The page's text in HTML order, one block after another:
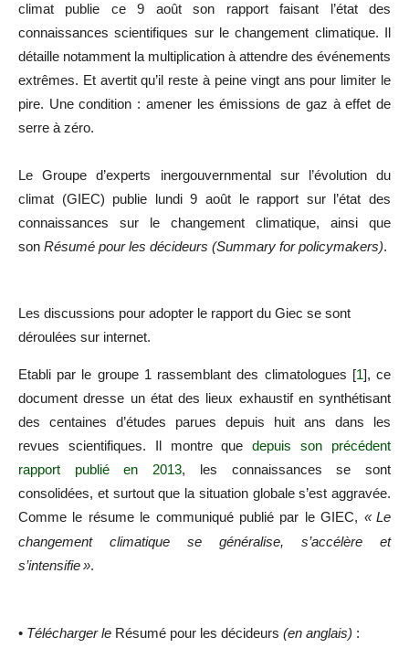
climat publie ce 9 août son rapport faisant l’état des
connaissances scientifiques sur le changement climatique. Il
détaille notamment la multiplication à attendre des événements
extrêmes. Et avertit qu’il reste à peine vingt ans pour limiter le
pire. Une condition : amener les émissions de gaz à effet de
serre à zéro.
Le Groupe d’experts inergouvernmental sur l’évolution du
climat (GIEC) publie lundi 9 août le rapport sur l’état des
connaissances sur le changement climatique, ainsi que
son Résumé pour les décideurs (Summary for policymakers).
Les discussions pour adopter le rapport du Giec se sont
déroulées sur internet.
Etabli par le groupe 1 rassemblant des climatologues [1], ce
document dresse un état des lieux exhaustif en synthétisant
des centaines d’études parues depuis huit ans dans les
revues scientifiques. Il montre quedepuis son précédent
rapport publié en 2013, les connaissances se sont
consolidées, et surtout que la situation globale s’est aggravée.
Comme le résume le communiqué publié par leGIEC, « Le
changement climatique se généralise, s’accélère et
s’intensifie».
• Télécharger le Résumé pour les décideurs (en anglais) :